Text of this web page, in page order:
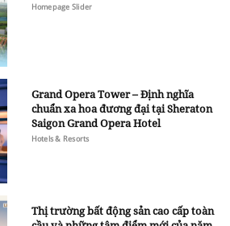
Homepage Slider
Grand Opera Tower – Định nghĩa
chuẩn xa hoa đương đại tại Sheraton
Saigon Grand Opera Hotel
Hotels & Resorts
Thị trường bất động sản cao cấp toàn